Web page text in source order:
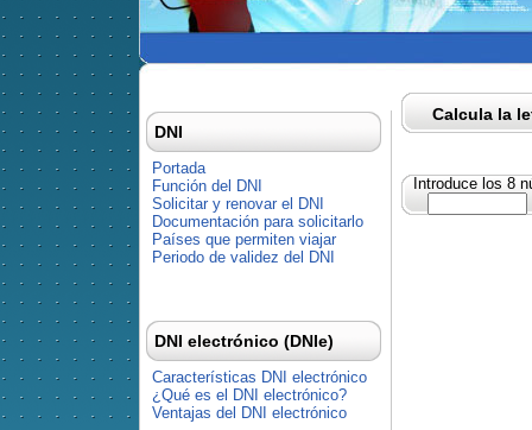
Calcula la
Introduce los 8
DNI
Portada
Función del DNI
Solicitar y renovar el DNI
Documentación para solicitarlo
Países que permiten viajar
Periodo de validez del DNI
DNI electrónico (DNIe)
Características DNI electrónico
¿Qué es el DNI electrónico?
Ventajas del DNI electrónico